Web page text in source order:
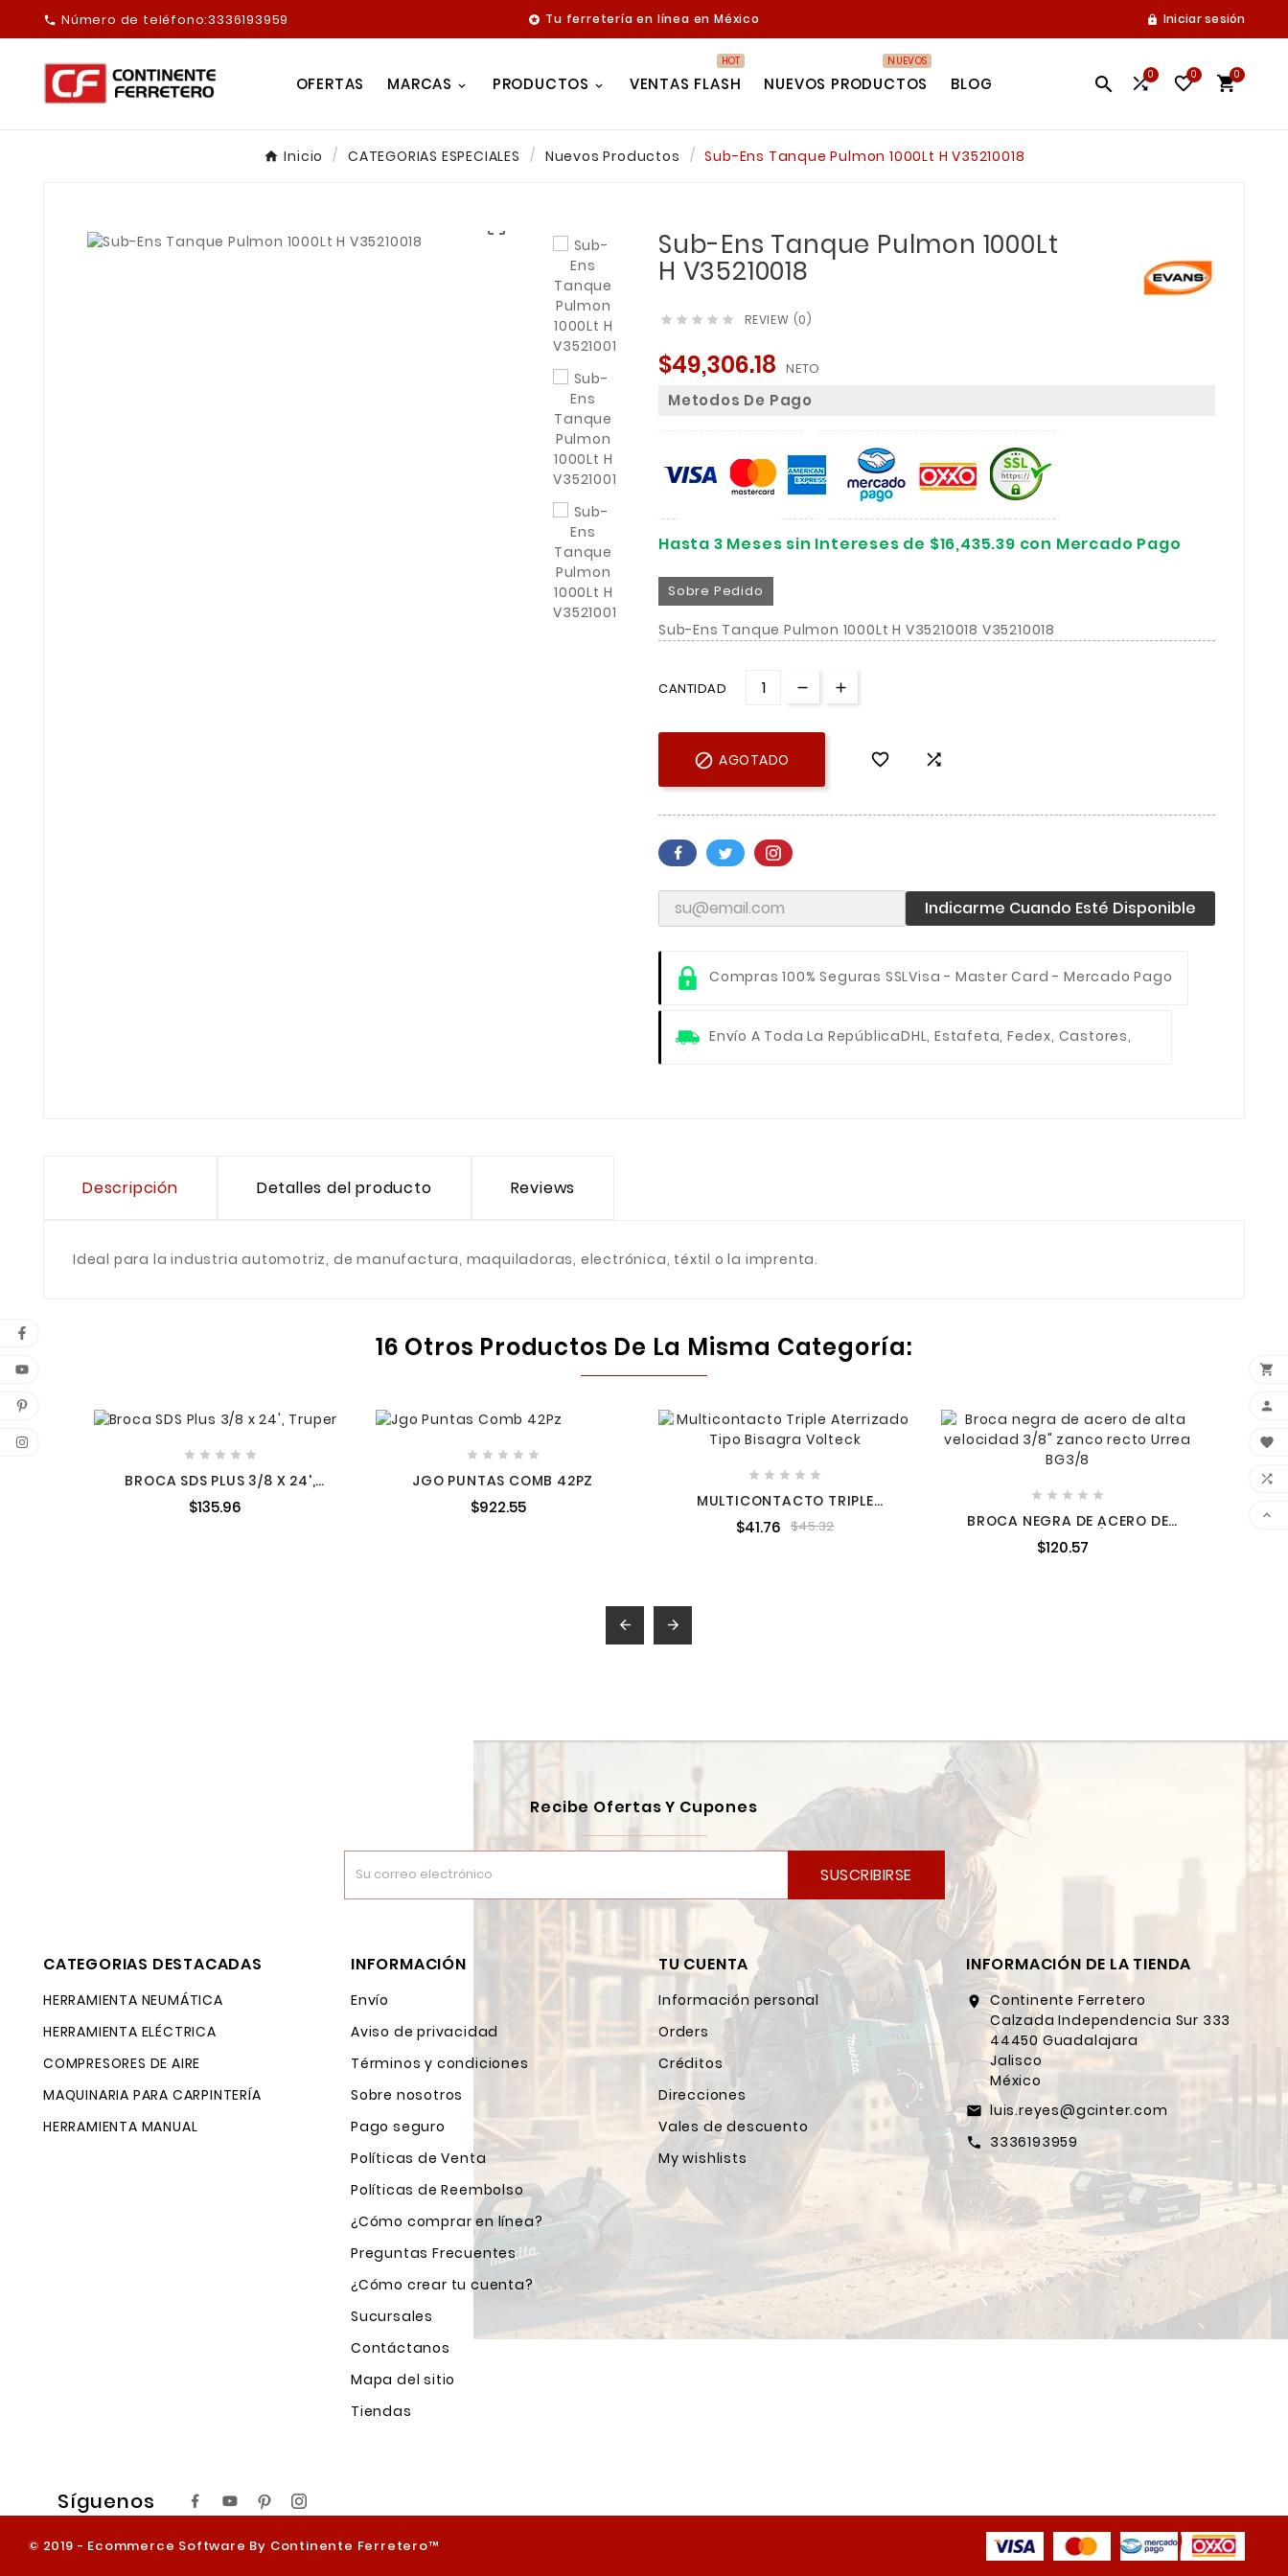
 Número de teléfono:3336193959  Tu ferretería en línea en México  Iniciar sesión
OFERTAS MARCAS PRODUCTOS VENTAS FLASH
HOT
NUEVOS PRODUCTOS
NUEVOS
BLOG  0 0 0
Inicio CATEGORIAS ESPECIALES Nuevos Productos Sub-Ens Tanque Pulmon 1000Lt H V35210018

Sub-Ens Tanque Pulmon 1000Lt
H V35210018
     REVIEW (0)
$49,306.18 NETO
Metodos De Pago
Hasta 3 Meses sin Intereses de $16,435.39 con Mercado Pago
Sobre Pedido
Sub-Ens Tanque Pulmon 1000Lt H V35210018 V35210018
CANTIDAD
 AGOTADO  
Indicarme Cuando Esté Disponible
Compras 100% Seguras SSLVisa - Master Card - Mercado Pago
Envío A Toda La RepúblicaDHL, Estafeta, Fedex, Castores,
Descripción Detalles del producto Reviews
Ideal para la industria automotriz, de manufactura, maquiladoras, electrónica, téxtil o la imprenta.
16 Otros Productos De La Misma Categoría:
    
BROCA SDS PLUS 3/8 X 24',
$135.96
    
JGO PUNTAS COMB 42PZ
$922.55
    
MULTICONTACTO TRIPLE
VOLTECK
$41.76 $45.32
    
BROCA NEGRA DE ACERO DE
ALTA VELOCIDAD 3/8" ZANCO
RECTO URREA BG3/8
$120.57
 
Recibe Ofertas Y Cupones
SUSCRIBIRSE
CATEGORIAS DESTACADAS
HERRAMIENTA NEUMÁTICA
HERRAMIENTA ELÉCTRICA
COMPRESORES DE AIRE
MAQUINARIA PARA CARPINTERÍA
HERRAMIENTA MANUAL
INFORMACIÓN
Envío
Aviso de privacidad
Términos y condiciones
Sobre nosotros
Pago seguro
Políticas de Venta
Políticas de Reembolso
¿Cómo comprar en línea?
Preguntas Frecuentes
¿Cómo crear tu cuenta?
Sucursales
Contáctanos
Mapa del sitio
Tiendas
TU CUENTA
Información personal
Orders
Créditos
Direcciones
Vales de descuento
My wishlists
INFORMACIÓN DE LA TIENDA
location_on Continente Ferretero
Calzada Independencia Sur 333
44450 Guadalajara
Jalisco
México
email luis.reyes@gcinter.com
call 3336193959





Síguenos
© 2019 - Ecommerce Software By Continente Ferretero™